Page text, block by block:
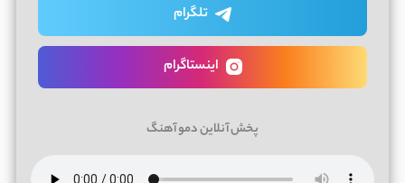
تلگرام
اینستاگرام
پخش آنلاین دمو آهنگ